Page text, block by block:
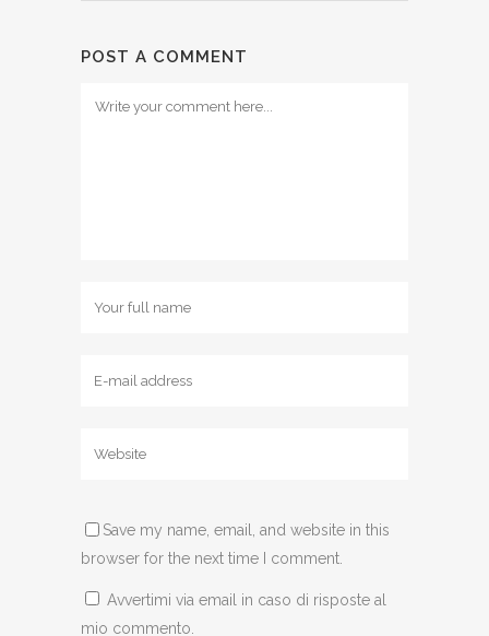
POST A COMMENT
Save my name, email, and website in this
browser for the next time I comment.
Avvertimi via email in caso di risposte al
mio commento.